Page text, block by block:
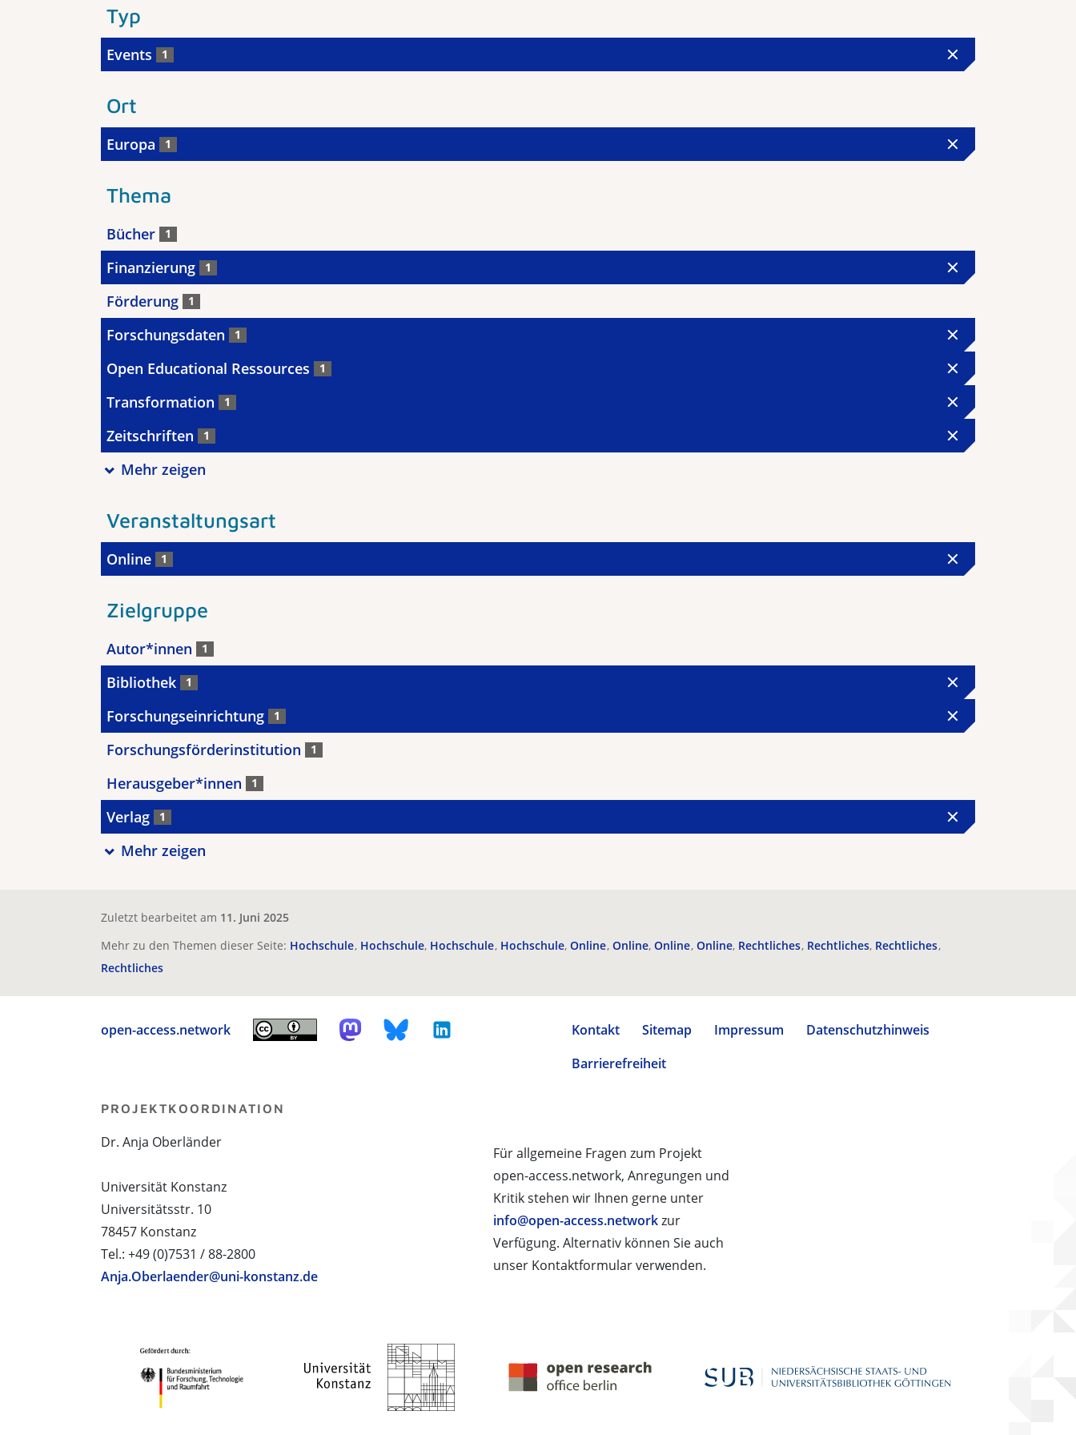
Typ
Events 1
Ort
Europa 1
Thema
Bücher 1
Finanzierung 1
Förderung 1
Forschungsdaten 1
Open Educational Ressources 1
Transformation 1
Zeitschriften 1
Mehr zeigen
Veranstaltungsart
Online 1
Zielgruppe
Autor*innen 1
Bibliothek 1
Forschungseinrichtung 1
Forschungsförderinstitution 1
Herausgeber*innen 1
Verlag 1
Mehr zeigen
Zuletzt bearbeitet am 11. Juni 2025
Mehr zu den Themen dieser Seite: Hochschule Hochschule Hochschule Hochschule Online Online Online Online Rechtliches Rechtliches Rechtliches
Rechtliches
open-access.network Kontakt Sitemap Impressum
Datenschutzhinweis
Barrierefreiheit
Für allgemeine Fragen zum Projekt
open-access.network, Anregungen und
Kritik stehen wir Ihnen gerne unter
info@open-access.networkzur
Verfügung. Alternativ können Sie auch
unser Kontaktformular verwenden.
PROJEKTKOORDINATION
Dr. Anja Oberländer
Universität Konstanz
Universitätsstr. 10
78457 Konstanz
Tel.: +49 (0)7531 / 88-2800
Anja.Oberlaender@uni-konstanz.de